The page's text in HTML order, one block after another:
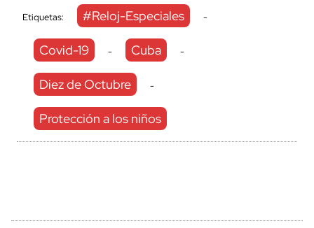
Etiquetas: #Reloj-Especiales -
Covid-19 - Cuba -
Diez de Octubre -
Protección a los niños